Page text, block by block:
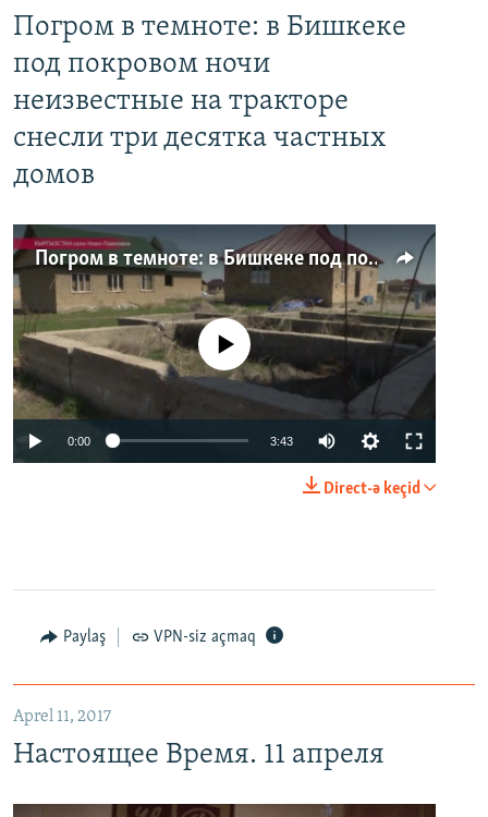
Погром в темноте: в Бишкеке
под покровом ночи
неизвестные на тракторе
снесли три десятка частных
домов
Погром в темноте: в Бишкеке под покровом ночи неизвестные на тракторе снесли три десятка частных домов
No media source currently available
0:00 3:43
Direct-ə keçid
Paylaş VPN-siz açmaq
Aprel 11, 2017
Настоящее Время. 11 апреля